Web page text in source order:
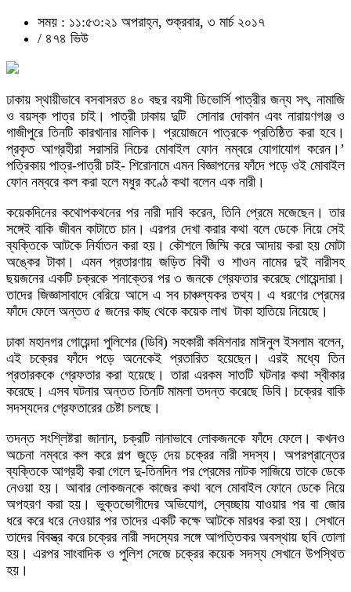
সময় : ১১:৫৩:২১ অপরাহ্ন, শুক্রবার, ৩ মার্চ ২০১৭
/ ৪৭৪ ভিউ
ঢাকায় স্থায়ীভাবে বসবাসরত ৪০ বছর বয়সী ডিভোর্সি পাত্রীর জন্য সৎ, নামাজি
ও বয়স্ক পাত্র চাই। পাত্রী ঢাকায় দুটি সোনার দোকান এবং নারায়ণগঞ্জ ও
গাজীপুরে তিনটি কারখানার মালিক। প্রয়োজনে পাত্রকে প্রতিষ্ঠিত করা হবে।
প্রকৃত আগ্রহীরা সরাসরি নিচের মোবাইল ফোন নম্বরে যোগাযোগ করেন।’
পত্রিকায় পাত্র-পাত্রী চাই- শিরোনামে এমন বিজ্ঞাপনের ফাঁদে পড়ে ওই মোবাইল
ফোন নম্বরে কল করা হলে মধুর কণ্ঠে কথা বলেন এক নারী।
কয়েকদিনের কথোপকথনের পর নারী দাবি করেন, তিনি প্রেমে মজেছেন। তার
সঙ্গেই বাকি জীবন কাটাতে চান। এরপর দেখা করার কথা বলে ডেকে নিয়ে সেই
ব্যক্তিকে আটকে নির্যাতন করা হয়। কৌশলে জিম্মি করে আদায় করা হয় মোটা
অঙ্কের টাকা। এমন প্রতারণায় জড়িত বিথী ও শাওন নামের দুই নারীসহ
ছয়জনের একটি চক্রকে শনাক্তের পর ৩ জনকে গ্রেফতার করেছে গোয়েন্দারা।
তাদের জিজ্ঞাসাবাদে বেরিয়ে আসে এ সব চাঞ্চল্যকর তথ্য। এ ধরণের প্রেমের
ফাঁদে ফেলে অন্তত ৫ জনের কাছ থেকে কয়েক লাখ টাকা হাতিয়ে নিয়েছে।
ঢাকা মহানগর গোয়েন্দা পুলিশের (ডিবি) সহকারী কমিশনার মাঈনুল ইসলাম বলেন,
এই চক্রের ফাঁদে পড়ে অনেকেই প্রতারিত হয়েছেন। এরই মধ্যে তিন
প্রতারককে গ্রেফতার করা হয়েছে। তারা এরকম সাতটি ঘটনার কথা স্বীকার
করেছে। এসব ঘটনার অন্তত তিনটি মামলা তদন্ত করেছে ডিবি। চক্রের বাকি
সদস্যদের গ্রেফতারের চেষ্টা চলছে।
তদন্ত সংশ্লিষ্টরা জানান, চক্রটি নানাভাবে লোকজনকে ফাঁদে ফেলে। কখনও
অচেনা নম্বরে কল করে গল্প জুড়ে দেয় চক্রের নারী সদস্য। অপরপ্রান্তের
ব্যক্তিকে আগ্রহী করা গেলে দু-তিনদিন পর প্রেমের নাটক সাজিয়ে তাকে ডেকে
নেওয়া হয়। আবার লোকজনকে কাজের কথা বলে মোবাইল ফোনে ডেকে নিয়ে
অপহরণ করা হয়। ভুক্তভোগীদের অভিযোগ, স্বেচ্ছায় যাওয়ার পর বা জোর
ধরে করে ধরে নেওয়ার পর তাদের একটি কক্ষে আটকে মারধর করা হয়। সেখানে
তাদের বিবস্ত্র করে চক্রের নারী সদস্যের সঙ্গে আপত্তিকর অবস্থায় ছবি তোলা
হয়। এরপর সাংবাদিক ও পুলিশ সেজে চক্রের কয়েক সদস্য সেখানে উপস্থিত
হয়।